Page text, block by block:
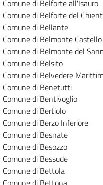
Comune di Belforte all'Isauro
Comune di Belforte del
Comune di Bellante
Comune di Belmonte Castello
Comune di Belmonte del
Comune di Belsito
Comune di Belvedere
Comune di Benetutti
Comune di Bentivoglio
Comune di Bertiolo
Comune di Berzo Inferiore
Comune di Besnate
Comune di Besozzo
Comune di Bessude
Comune di Bettola
Comune di Bettona